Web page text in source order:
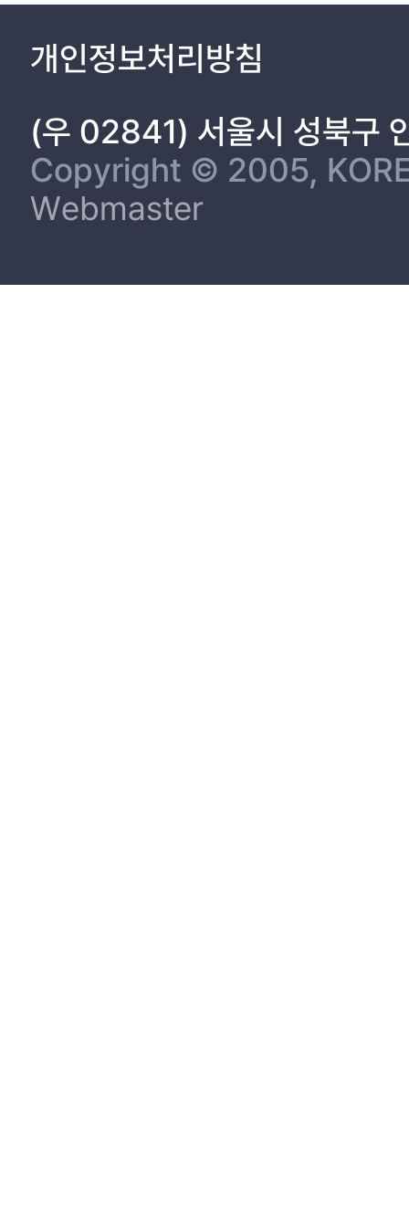
개인정보처리방침
(우 02841) 서울시 성북구
Copyright © 2005,
Webmaster